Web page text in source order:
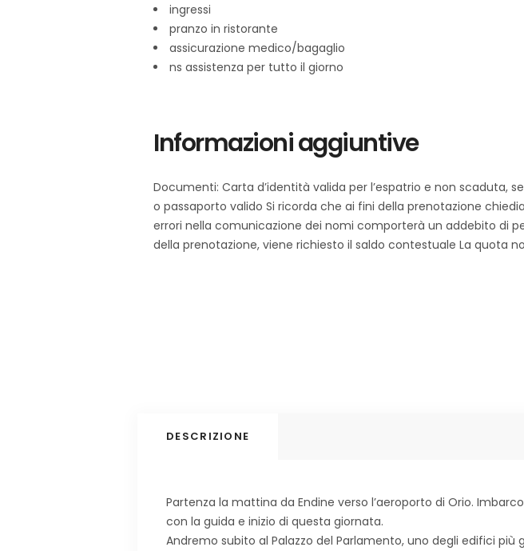
ingressi
pranzo in ristorante
assicurazione medico/bagaglio
ns assistenza per tutto il giorno
Informazioni aggiuntive
Documenti: Carta d’identità valida per l’espatrio e non
o passaporto valido Si ricorda che ai fini della prenotazione
errori nella comunicazione dei nomi comporterà un addebito di
della prenotazione, viene richiesto il saldo contestuale La quota
DESCRIZIONE
Partenza la mattina da Endine verso l’aeroporto di Orio.
con la guida e inizio di questa giornata.
Andremo subito al Palazzo del Parlamento, uno degli edifici